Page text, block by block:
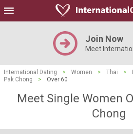
Join Now
Meet
International Dating > Women > Thai >
Pak Chong
> Over 60
Meet Single Women
Chong